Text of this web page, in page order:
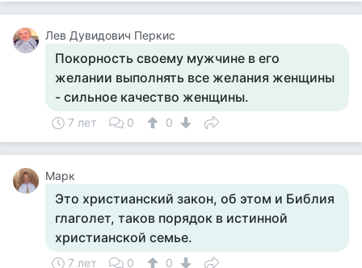
Лев Дувидович Перкис
Покорность своему мужчине в его
желании выполнять все желания женщины
- сильное качество женщины.
7 лет 0 0
Марк
Это христианский закон, об этом и Библия
глаголет, таков порядок в истинной
христианской семье.
7 лет 0 0